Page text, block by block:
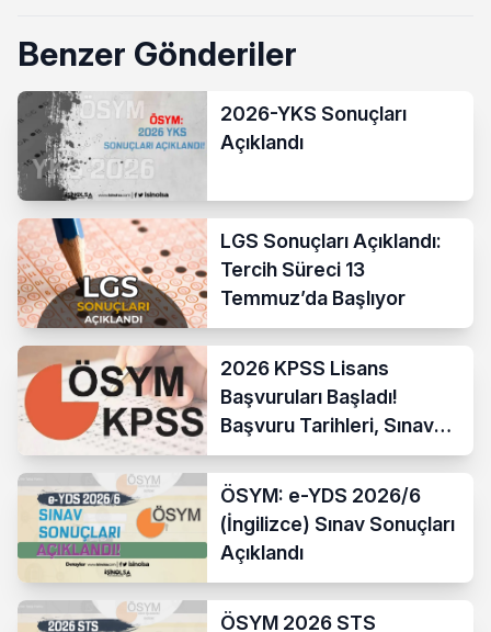
Benzer Gönderiler
2026-YKS Sonuçları
Açıklandı
LGS Sonuçları Açıklandı:
Tercih Süreci 13
Temmuz’da Başlıyor
2026 KPSS Lisans
Başvuruları Başladı!
Başvuru Tarihleri, Sınav
Takvimi ve Tüm Detaylar
ÖSYM: e-YDS 2026/6
(İngilizce) Sınav Sonuçları
Açıklandı
ÖSYM 2026 STS